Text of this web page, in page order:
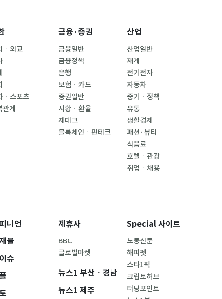
ㆍ외교
ㆍ스포츠
관계
금융·증권
금융일반
금융정책
은행
보험ㆍ카드
증권일반
시황ㆍ환율
재테크
블록체인ㆍ핀테크
산업
산업일반
재계
전기전자
자동차
중기ㆍ정책
유통
생활경제
패션·뷰티
식음료
호텔ㆍ관광
취업ㆍ채용
니언
물
슈
제휴사
BBC
글로벌마켓
뉴스1 부산ㆍ경남
뉴스1 제주
Special 사이트
노동신문
해피펫
스타1픽
크립토허브
터닝포인트